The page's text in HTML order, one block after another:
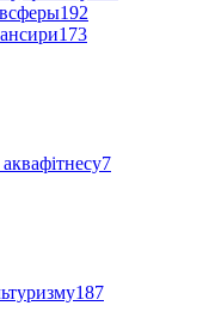
192
173
7
187